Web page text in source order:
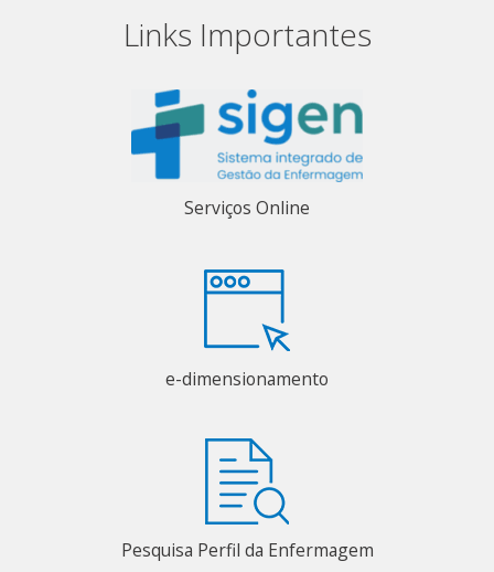
Links Importantes
Serviços Online
e-dimensionamento
Pesquisa Perfil da Enfermagem